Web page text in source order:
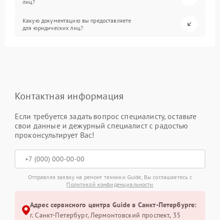
лиц?
Какую документацию вы предоставляете
для юридических лиц?
Контактная информация
Если требуется задать вопрос специалисту, оставьте
свои данные и дежурный специалист с радостью
проконсультирует Вас!
Отправляя заявку на ремонт техники Guide, Вы соглашаетесь с
Политикой конфиденциальности
Адрес сервисного центра Guide в Санкт-Петербурге:
г. Санкт-Петербург, Лермонтовский проспект, 35